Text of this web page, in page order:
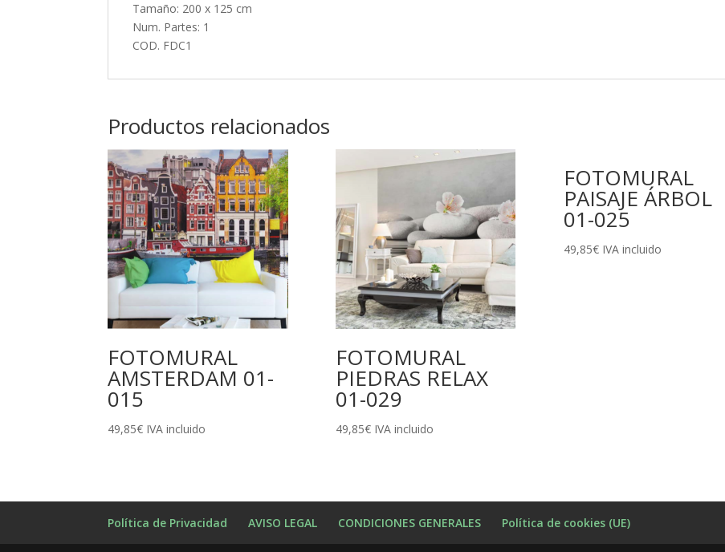
Tamaño: 200 x 125 cm
Num. Partes: 1
COD. FDC1
Productos relacionados
FOTOMURAL
AMSTERDAM 01-
015
49,85€ IVA incluido
FOTOMURAL
PIEDRAS RELAX
01-029
49,85€ IVA incluido
FOTOMURAL
PAISAJE ÁRBOL
01-025
49,85€ IVA incluido
Política de Privacidad AVISO LEGAL CONDICIONES GENERALES Política de cookies (UE)